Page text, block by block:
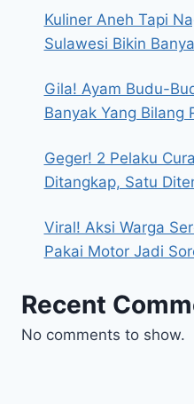
Kuliner Aneh Tapi
Sulawesi Bikin
Gila! Ayam Budu-
Banyak Yang Bilang
Geger! 2 Pelaku
Ditangkap, Satu
Viral! Aksi Warga
Pakai Motor Jadi
Recent
No comments to show.